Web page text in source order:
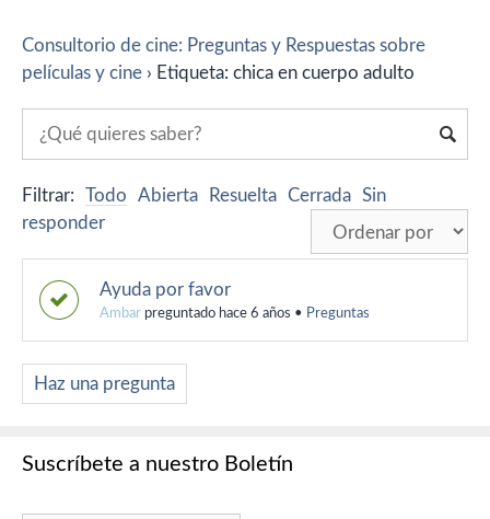
Consultorio de cine: Preguntas y Respuestas sobre
películas y cine › Etiqueta: chica en cuerpo adulto
Filtrar: Todo Abierta Resuelta Cerrada Sin
responder
Ayuda por favor
Ambar preguntado hace 6 años • Preguntas
Haz una pregunta
Suscríbete a nuestro Boletín